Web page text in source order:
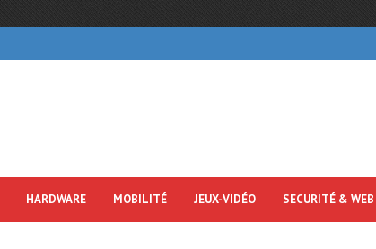
HARDWARE MOBILITÉ JEUX-VIDÉO SECURITÉ & WEB